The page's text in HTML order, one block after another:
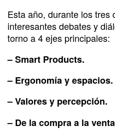
Esta año, durante los tres
interesantes debates y
torno a 4 ejes principales:
– Smart Products.
– Ergonomía y espacios.
– Valores y percepción.
– De la compra a la